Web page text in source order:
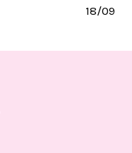
18/09